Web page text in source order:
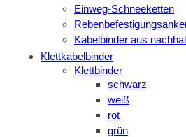
Einweg-Schneeketten
Kabelbinder aus
Klettkabelbinder
Klettbinder
schwarz
weiß
rot
grün